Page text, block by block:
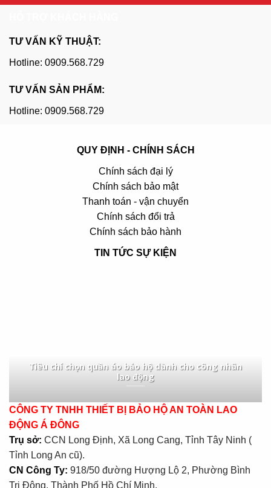
TƯ VẤN KỸ THUẬT:
Hotline: 0909.568.729
TƯ VẤN SẢN PHẨM:
Hotline: 0909.568.729
QUY ĐỊNH - CHÍNH SÁCH
Chính sách đại lý
Chính sách bảo mật
Thanh toán - vận chuyển
Chính sách đổi trả
Chính sách bảo hành
TIN TỨC SỰ KIỆN
Tiêu chí chọn quần áo bảo hộ dành cho công nhân
lao động
CÔNG TY TNHH THIẾT BỊ BẢO HỘ AN TOÀN LAO
ĐỘNG Á ĐÔNG
Trụ sở: CCN Long Định, Xã Long Cang, Tỉnh Tây Ninh (
Tỉnh Long An cũ).
CN Công Ty: 918/50 đường Hượng Lộ 2, Phường Bình
Trị Đông, Thành Phố Hồ Chí Minh.